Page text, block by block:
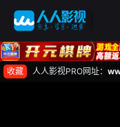
收藏 人人影视PRO网址：